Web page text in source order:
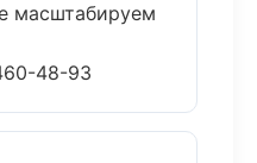
масштабируем
48-93